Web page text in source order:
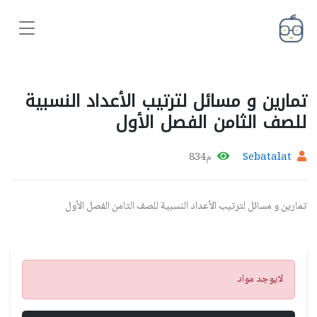
تمارين و مسائل لترتيب الأعداد النسبية
للصف الثامن الفصل الأول
Sebatalat م834
تمارين و مسائل لترتيب الأعداد النسبية للصف الثامن الفصل الأول
تنبيه
لايوجد مواد